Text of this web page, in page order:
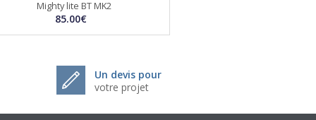
Mighty lite BT MK2
85.00€
Un devis pour
votre projet